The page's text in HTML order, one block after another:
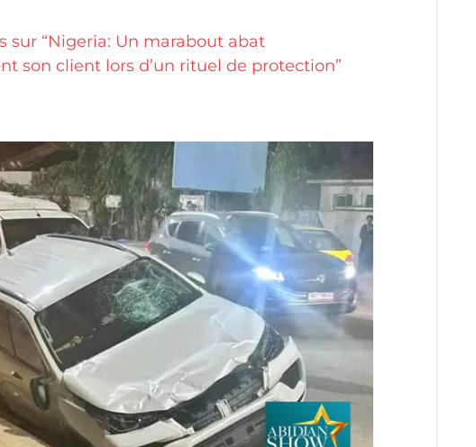
sur “Nigeria: Un marabout abat
son client lors d’un rituel de protection”